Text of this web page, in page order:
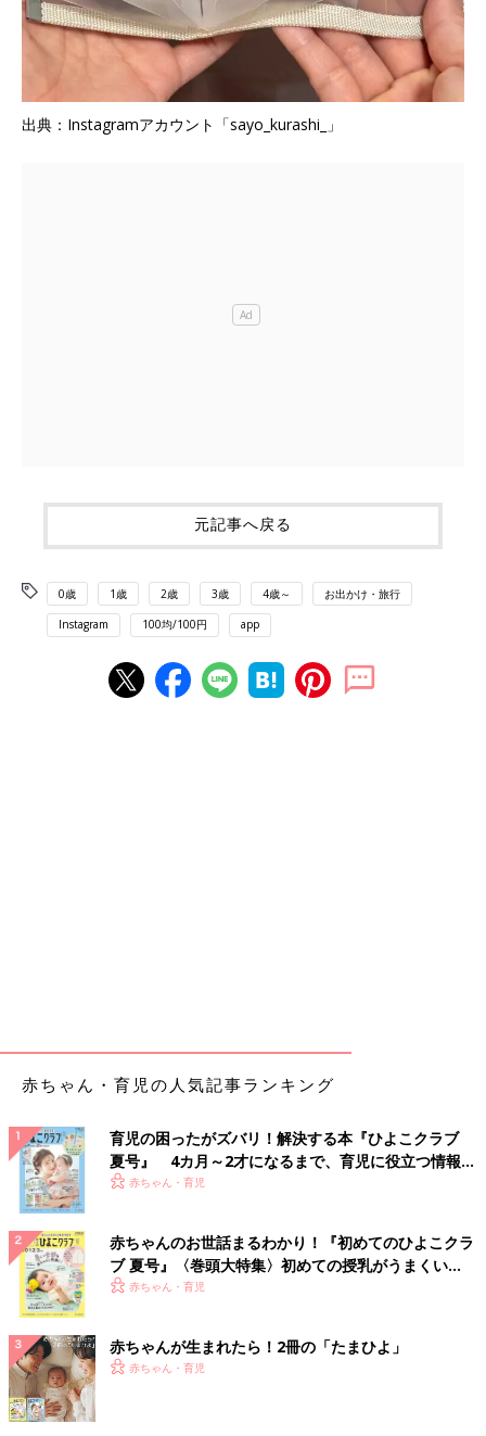
出典：Instagramアカウント「sayo_kurashi_」
元記事へ戻る
0歳 1歳 2歳 3歳 4歳～ お出かけ・旅行
Instagram 100均/100円 app
赤ちゃん・育児の人気記事ランキング
育児の困ったがズバリ！解決する本『ひよこクラブ
夏号』 4カ月～2才になるまで、育児に役立つ情報が
いっぱい！
赤ちゃん・育児
赤ちゃんのお世話まるわかり！『初めてのひよこクラ
ブ 夏号』〈巻頭大特集〉初めての授乳がうまくい
く！ おっぱい・ミルクの基本と夏のトラブル 解決テ
赤ちゃん・育児
赤ちゃんが生まれたら！2冊の「たまひよ」
赤ちゃん・育児